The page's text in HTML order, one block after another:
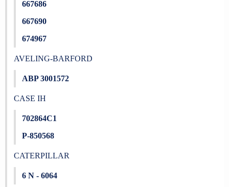
667686
667690
674967
AVELING-BARFORD
ABP 3001572
CASE IH
702864C1
P-850568
CATERPILLAR
6 N - 6064